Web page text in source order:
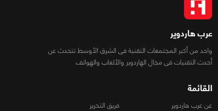
عرب هاردوير
واحد من أكبر المجتمعات التقنية فى الشرق الأوسط تتحدث عن
أحدث التقنيات فى مجال الهاردوير والألعاب والهواتف
القائمة
عن عرب هاردوير
فريق التحرير